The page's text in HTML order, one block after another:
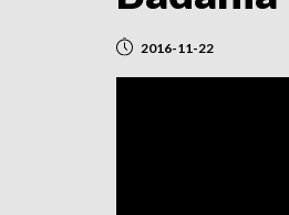
2016-11-22